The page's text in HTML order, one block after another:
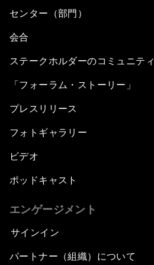
センター（部門）
会合
ステークホルダーのコミュニティ
「フォーラム・ストーリー」
プレスリリース
フォトギャラリー
ビデオ
ポッドキャスト
エンゲージメント
サインイン
パートナー（組織）について